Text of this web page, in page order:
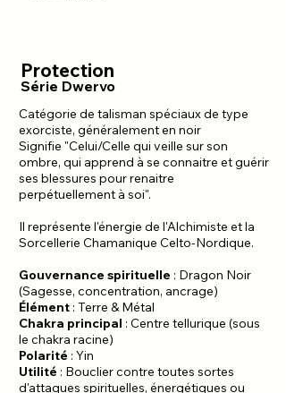
Protection
Série Dwervo
Catégorie de talisman spéciaux de type
exorciste, généralement en noir
Signifie "Celui/Celle qui veille sur son
ombre, qui apprend à se connaitre et guérir
ses blessures pour renaitre
perpétuellement à soi".
Il représente l'énergie de l'Alchimiste et la
Sorcellerie Chamanique Celto-Nordique.
Gouvernance spirituelle : Dragon Noir
(Sagesse, concentration, ancrage)
Élément : Terre & Métal
Chakra principal : Centre tellurique (sous
le chakra racine)
Polarité : Yin
Utilité : Bouclier contre toutes sortes
d'attaques spirituelles, énergétiques ou